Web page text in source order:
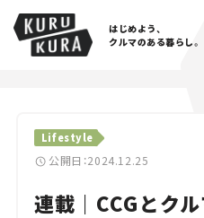
はじめよう、
クルマのある暮らし。
Lifestyle
公開日：2024.12.25
連載｜CCGとク
Cars
Lifestyle